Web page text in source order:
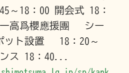
～18：00 開会式 18：
一高爲櫻應援團 シー
ット設置 18：20～
ス 18：40...